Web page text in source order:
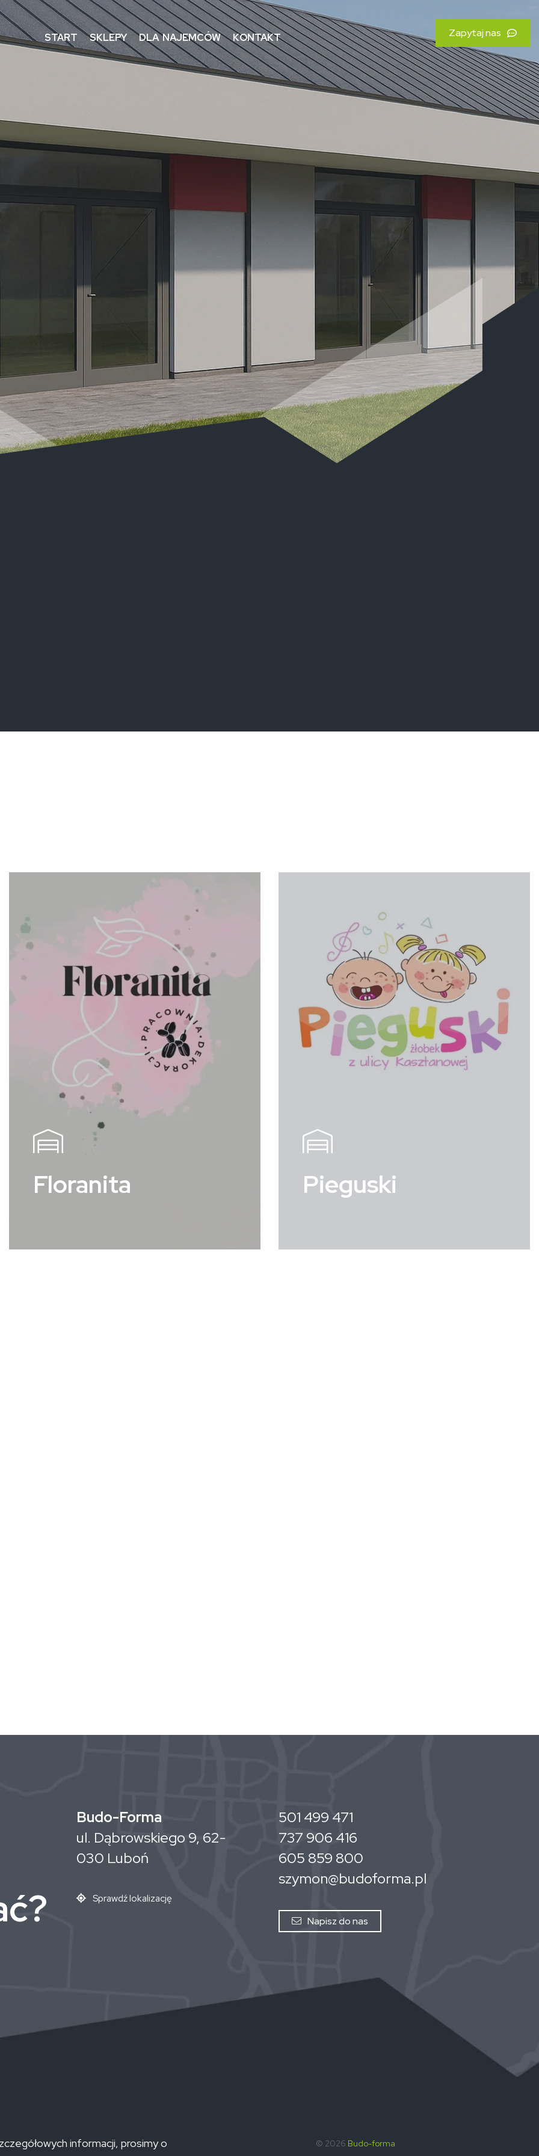
START SKLEPY DLA NAJEMCÓW KONTAKT Zapytaj nas
Floranita Pieguski
Budo-Forma
ul. Dąbrowskiego 9, 62-
030 Luboń
Sprawdź lokalizację
501 499 471
737 906 416
605 859 800
szymon@budoforma.pl
Napisz do nas
informacji, prosimy o © 2026 Budo-forma